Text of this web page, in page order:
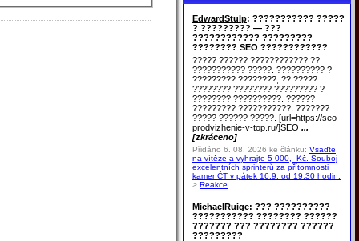
EdwardStulp: ??????????? ?????
? ????????? — ???
???????????? ?????????
???????? SEO ????????????
????? ?????? ???????????? ??
??????????? ?????. ?????????? ?
????????? ????????, ?? ?????
???????? ???????? ????????? ?
???????? ??????????. ??????
????????? ???????????, ???????
????? ?????? ?????. [url=https://seo-
prodvizhenie-v-top.ru/]SEO ...
[zkráceno]
Přidáno 6. 08. 2026 ke článku: Vsaďte
na vítěze a vyhrajte 5 000,- Kč. Souboj
excelentních sprinterů za přítomnosti
kamer ČT v pátek 16.9. od 19.30 hodin.
> Reakce
MichaelRuige: ??? ??????????
??????????? ???????? ??????
??????? ??? ???????? ??????
?????????